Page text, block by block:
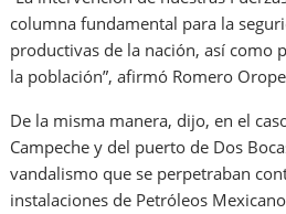
columna fundamental para la
productivas de la nación, así como
la población”, afirmó Romero
De la misma manera, dijo, en el
Campeche y del puerto de Dos
vandalismo que se perpetraban
instalaciones de Petróleos